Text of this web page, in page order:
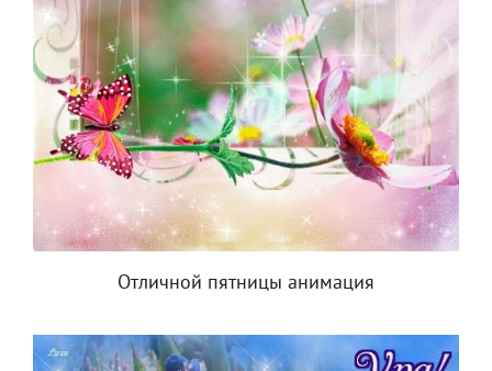
Отличной пятницы анимация